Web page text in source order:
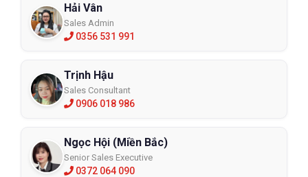
Hải Vân
Sales Admin
0356 531 991
Trịnh Hậu
Sales Consultant
0906 018 986
Ngọc Hội (Miền Bắc)
Senior Sales Executive
0372 064 090